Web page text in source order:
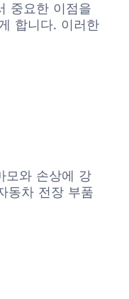
중요한 이점을
합니다. 이러한
모와 손상에 강
동차 전장 부품